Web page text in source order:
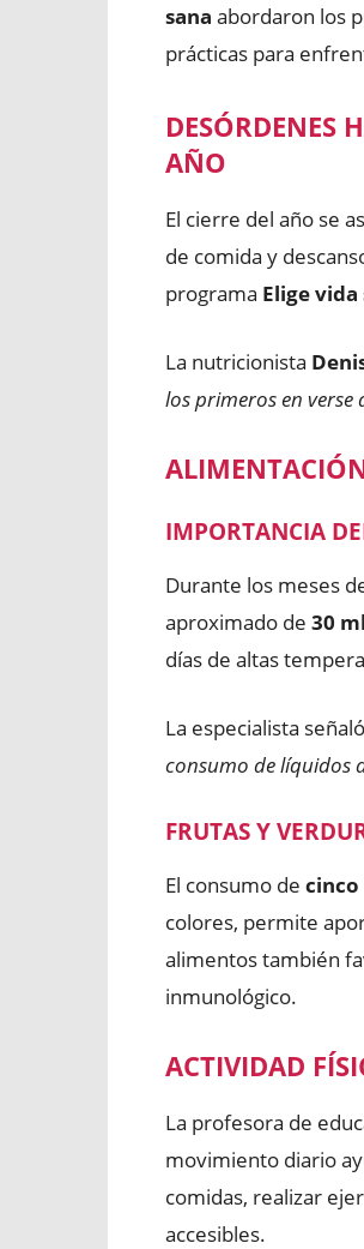
sana abordaron los
prácticas para
DESÓRDENES
AÑO
El cierre del año se
de comida y
programa Elige vida
La nutricionista
los primeros en
IMPORTANCIA
Durante los meses
aproximado de 30
días de altas
La especialista
consumo de líquidos
FRUTAS Y
El consumo de
colores, permite
alimentos también
inmunológico.
ACTIVIDAD
La profesora de
movimiento diario
comidas, realizar
accesibles.